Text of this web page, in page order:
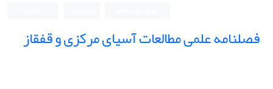
فصلنامه علمی مطالعات آسیای مرکزی و قفقاز